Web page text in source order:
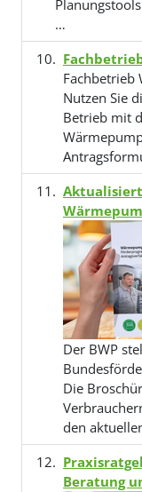
…
Fachbetrieb
Nutzen Sie
Betrieb mit
Der BWP
Die
den
Beratung